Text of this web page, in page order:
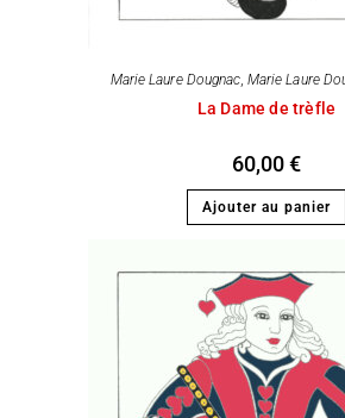
Marie Laure Dougnac, Marie Laure
La Dame de trèfle
60,00€
Ajouter au panier